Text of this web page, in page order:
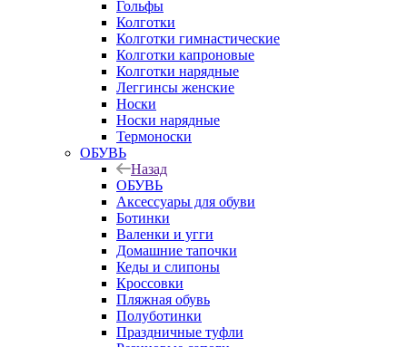
Гольфы
Колготки
Колготки гимнастические
Колготки капроновые
Колготки нарядные
Леггинсы женские
Носки
Носки нарядные
Термоноски
ОБУВЬ
Назад
ОБУВЬ
Аксессуары для обуви
Ботинки
Валенки и угги
Домашние тапочки
Кеды и слипоны
Кроссовки
Пляжная обувь
Полуботинки
Праздничные туфли